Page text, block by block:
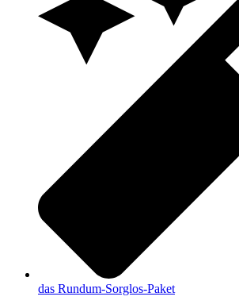
das Rundum-Sorglos-Paket